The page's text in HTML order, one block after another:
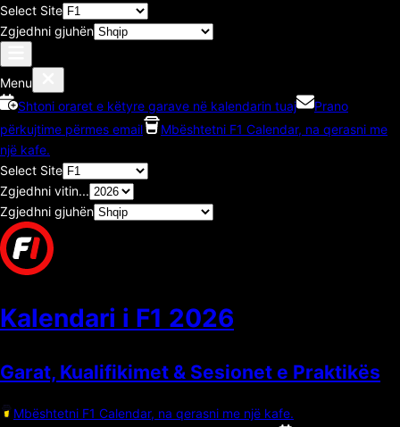
Select Site
Zgjedhni gjuhën
Menu
Shtoni oraret e këtyre garave në kalendarin tuaj
Prano
përkujtime përmes email
Mbështetni F1 Calendar, na qerasni me
një kafe.
Select Site
Zgjedhni vitin...
Zgjedhni gjuhën
Kalendari i F1 2026
Garat, Kualifikimet & Sesionet e Praktikës
Mbështetni F1 Calendar, na qerasni me një kafe.